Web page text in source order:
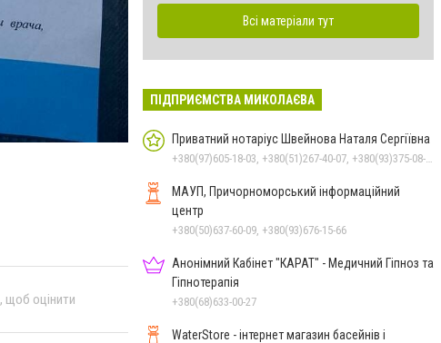
, щоб оцінити
Всі матеріали тут
ПІДПРИЄМСТВА МИКОЛАЄВА
Приватний нотаріус Швейнова Наталя Сергіївна
МАУП, Причорноморський інформаційний
центр
+380(50)637-60-09, +380(93)676-15-66
Анонімний Кабінет "КАРАТ" - Медичний Гіпноз та
Гіпнотерапія
+380(68)633-00-27
WaterStore - інтернет магазин басейнів і